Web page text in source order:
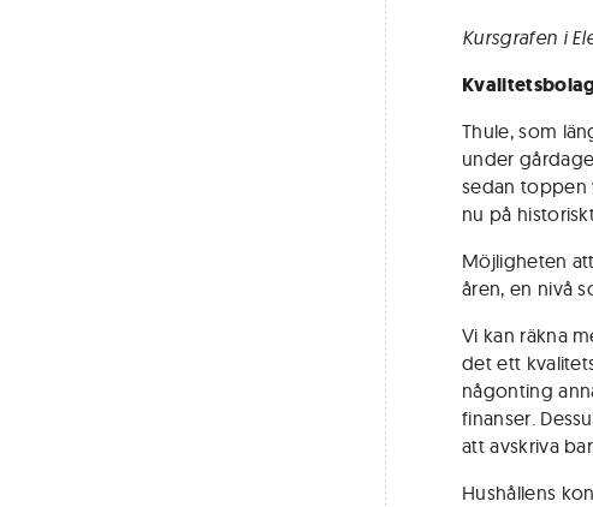
Kursgrafen i
Thule, som
under
sedan toppen
nu på
Möjligheten
åren, en nivå
Vi kan räkna
det ett
någonting
finanser.
att avskriva
Hushållens